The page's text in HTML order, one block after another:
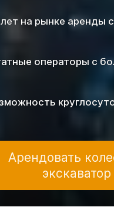
на рынке аренды
операторы с
Арендовать
экскаватор